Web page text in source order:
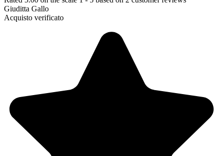
Giuditta Gallo
Acquisto verificato